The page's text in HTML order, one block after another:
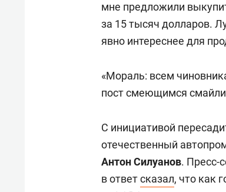
мне предложили
за 15 тысяч долларов.
явно интереснее для
«Мораль: всем
пост смеющимся
С инициативой
отечественный
Антон Силуанов. Пресс-
в ответсказал, что как